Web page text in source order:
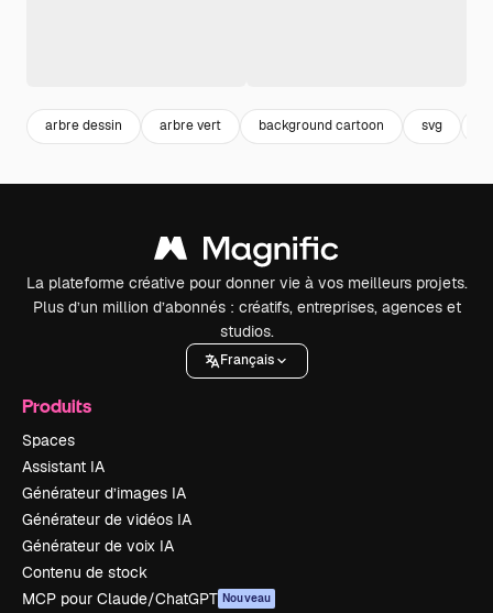
arbre dessin arbre vert background cartoon svg
La plateforme créative pour donner vie à vos meilleurs projets.
Plus d’un million d’abonnés : créatifs, entreprises, agences et
studios.
Français
Produits
Spaces
Assistant IA
Générateur d’images IA
Générateur de vidéos IA
Générateur de voix IA
Contenu de stock
MCP pour Claude/ChatGPT Nouveau